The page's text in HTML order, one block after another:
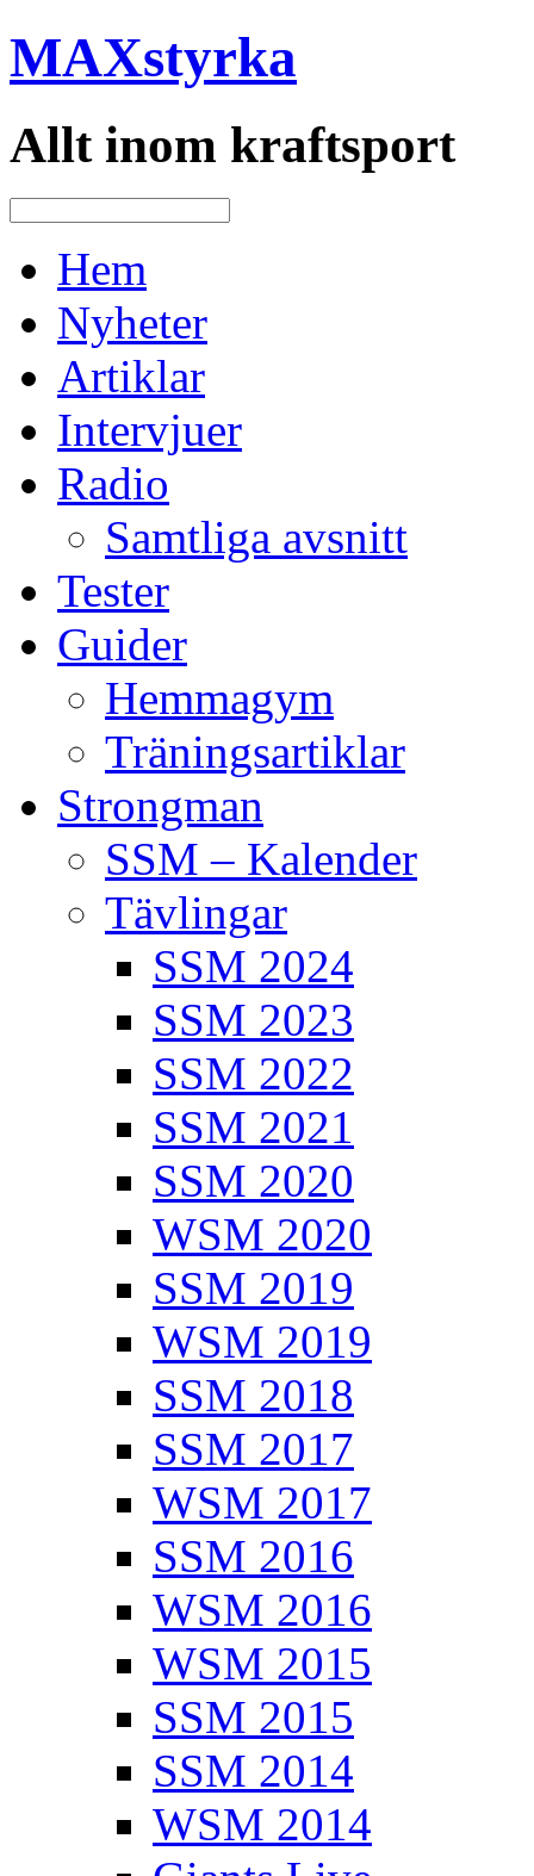
MAXstyrka
Allt inom kraftsport
Hem
Nyheter
Artiklar
Intervjuer
Radio
Samtliga avsnitt
Tester
Guider
Hemmagym
Träningsartiklar
Strongman
SSM – Kalender
Tävlingar
SSM 2024
SSM 2023
SSM 2022
SSM 2021
SSM 2020
WSM 2020
SSM 2019
WSM 2019
SSM 2018
SSM 2017
WSM 2017
SSM 2016
WSM 2016
WSM 2015
SSM 2015
SSM 2014
WSM 2014